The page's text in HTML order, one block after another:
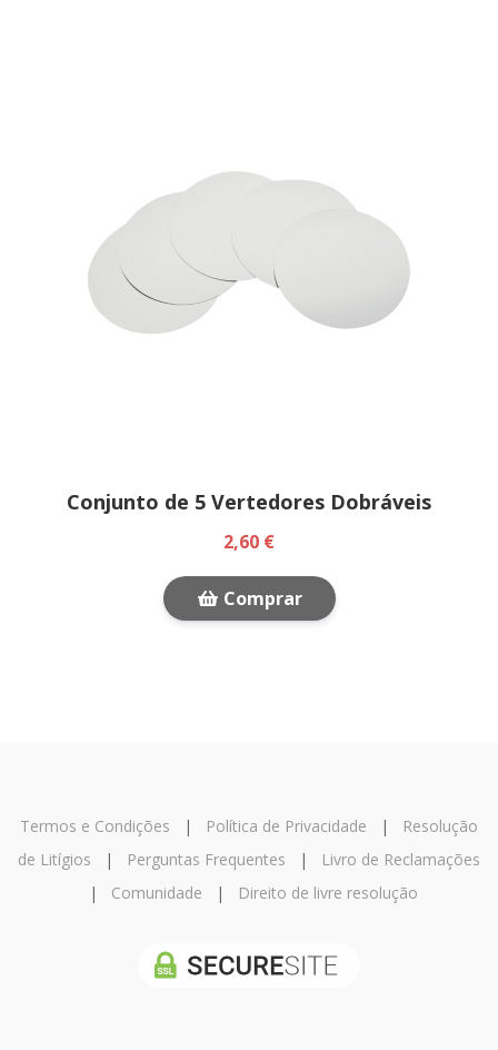
Conjunto de 5 Vertedores Dobráveis
2,60 €
Comprar
Termos e Condições | Política de Privacidade |
Resolução
de Litígios | Perguntas Frequentes |
Livro de Reclamações
| Comunidade | Direito de livre resolução